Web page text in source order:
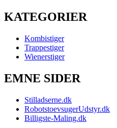
KATEGORIER
Kombistiger
Trappestiger
Wienerstiger
EMNE SIDER
Stilladserne.dk
RobotstoevsugerUdstyr.dk
Billigste-Maling.dk